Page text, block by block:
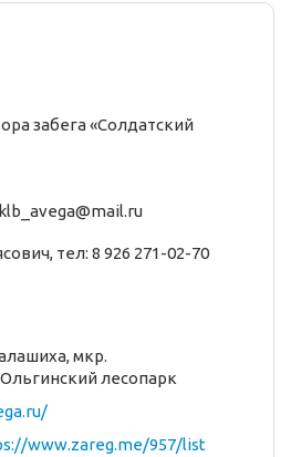
забега «Солдатский
тел: 8 926 271-02-70
мкр.
лесопарк
www.zareg.me/957/list